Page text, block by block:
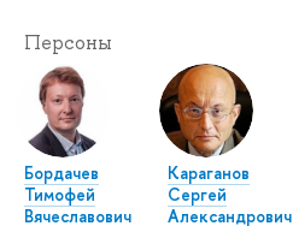
Персоны
Бордачев
Тимофей
Вячеславович
Караганов
Сергей
Александрович